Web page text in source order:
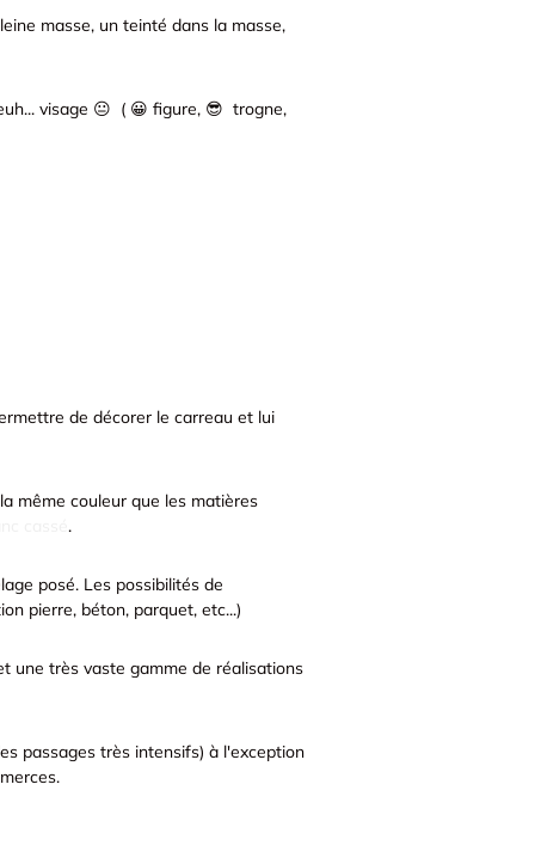
masse, un teinté dans la masse,
visage 😐 ( 😀 figure, 😎 trogne,
de décorer le carreau et lui
même couleur que les matières
.
posé. Les possibilités de
pierre, béton, parquet, etc...)
une très vaste gamme de réalisations
passages très intensifs) à l'exception